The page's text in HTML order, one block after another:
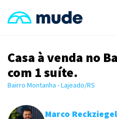
Casa à venda no
com 1 suíte.
Bairro Montanha - Lajeado/RS
Marco Reckziegel